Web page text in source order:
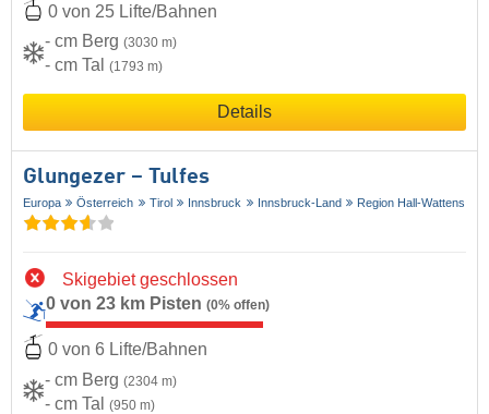
0 von 25 Lifte/Bahnen
- cm Berg (3030 m)
- cm Tal (1793 m)
Details
Glungezer – Tulfes
Europa Österreich Tirol Innsbruck Innsbruck-Land Region Hall-Wattens
Skigebiet geschlossen
0 von 23 km Pisten (0% offen)
0 von 6 Lifte/Bahnen
- cm Berg (2304 m)
- cm Tal (950 m)